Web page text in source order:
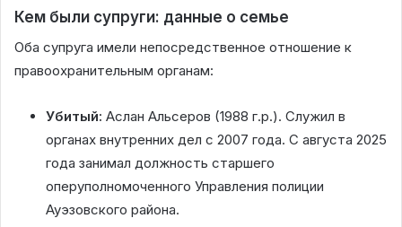
Кем были супруги: данные о семье
Оба супруга имели непосредственное отношение к
правоохранительным органам:
Убитый: Аслан Альсеров (1988 г.р.). Служил в
органах внутренних дел с 2007 года. С августа 2025
года занимал должность старшего
оперуполномоченного Управления полиции
Ауэзовского района.